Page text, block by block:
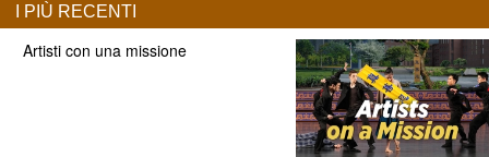
I PIÙ RECENTI
Artisti con una missione